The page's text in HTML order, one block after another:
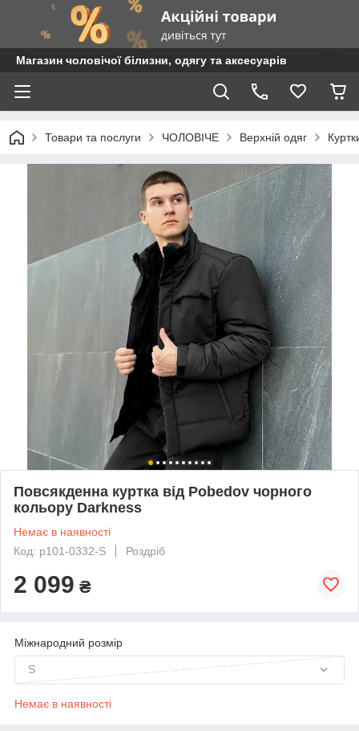
Магазин чоловічої білизни, одягу та аксесуарів
Товари та послуги ЧОЛОВІЧЕ Верхній одяг
Повсякденна куртка від Pobedov чорного
кольору Darkness
Немає в наявності
Код: p101-0332-S
Роздріб
2 099 ₴
Міжнародний розмір
S
Немає в наявності